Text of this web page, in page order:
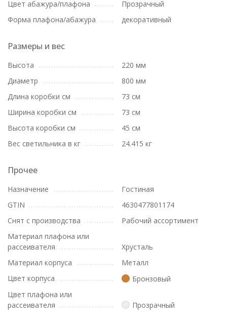
Цвет абажура/плафона
Прозрачный
Форма плафона/абажура
декоративный
Размеры и вес
Высота
220 мм
Диаметр
800 мм
Длина коробки см
73 см
Ширина коробки см
73 см
Высота коробки см
45 см
Вес светильника в кг
24.415 кг
Прочее
Назначение
Гостиная
GTIN
4630477801174
Снят с производства
Рабочий ассортимент
Материал плафона или
рассеивателя
Хрусталь
Материал корпуса
Металл
Цвет корпуса
Бронзовый
Цвет плафона или
рассеивателя
Прозрачный